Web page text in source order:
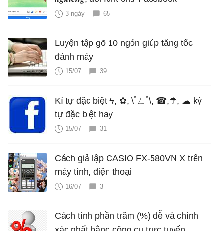
3 ngày 65
Luyện tập gõ 10 ngón giúp tăng tốc
đánh máy
15/07 39
Kí tự đặc biệt ϟ, ✿, \˚ㄥ˚\, ☎,☂, ☁ ký
tự đặc biệt hay
15/07 31
Cách giả lập CASIO FX-580VN X trên
máy tính, điện thoại
16/07 3
Cách tính phần trăm (%) dễ và chính